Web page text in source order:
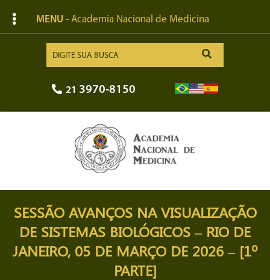
MENU - Academia Nacional de Medicina
21 3970-8150
SESSÃO AVANÇOS NA VISUALIZAÇÃO
DE SISTEMAS BIOLÓGICOS – RIO DE
JANEIRO, 05 DE MARÇO DE 2026 – [1º
PARTE]